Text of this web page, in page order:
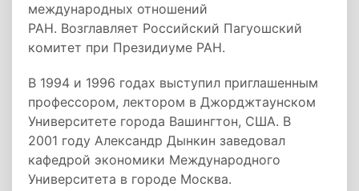
международных отношений
РАН. Возглавляет Российский Пагуошский
комитет при Президиуме РАН.
В 1994 и 1996 годах выступил приглашенным
профессором, лектором в Джорджтаунском
Университете города Вашингтон, США. В
2001 году Александр Дынкин заведовал
кафедрой экономики Международного
Университета в городе Москва.